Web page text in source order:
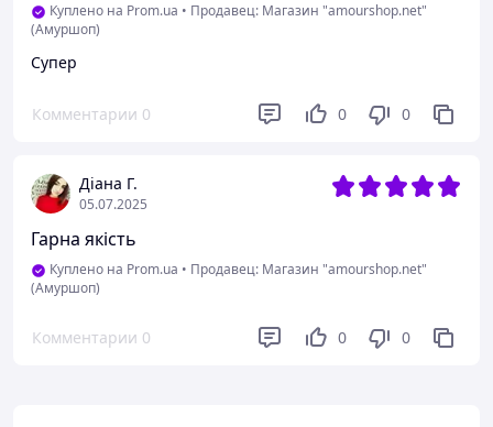
Куплено на Prom.ua • Продавец: Магазин "amourshop.net"
(Амуршоп)
Супер
Комментарии 0 0 0
Діана Г.
05.07.2025
Гарна якість
Куплено на Prom.ua • Продавец: Магазин "amourshop.net"
(Амуршоп)
Комментарии 0 0 0